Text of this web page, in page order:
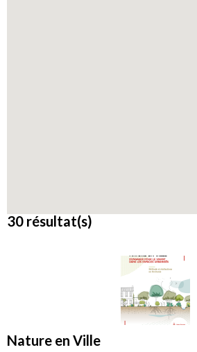
30 résultat(s)
Nature en Ville